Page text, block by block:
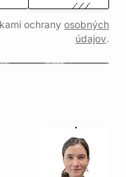
ochrany osobných
údajov.